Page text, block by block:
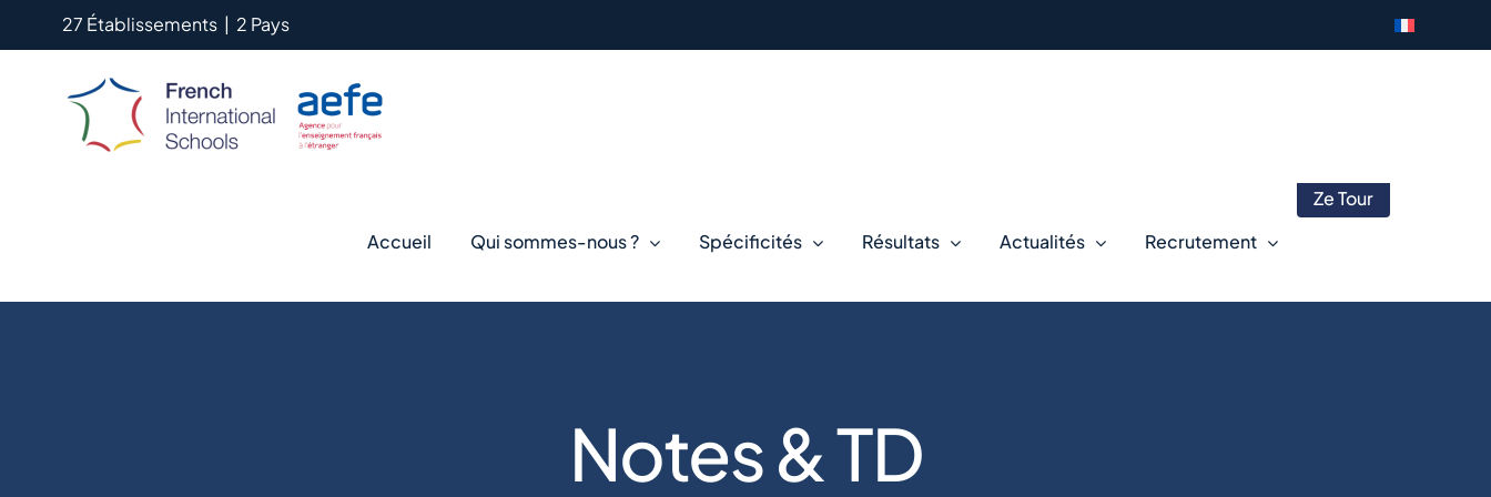
27 Établissements | 2 Pays
Accueil Qui sommes-nous ? Spécificités Résultats Actualités Recrutement
Ze Tour
Notes & TD